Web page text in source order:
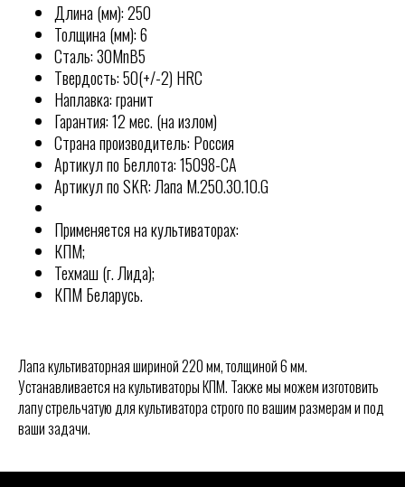
Длина (мм): 250
Толщина (мм): 6
Сталь: 30MnB5
Твердость: 50(+/-2) HRC
Наплавка: гранит
Гарантия: 12 мес. (на излом)
Страна производитель: Россия
Артикул по Беллота: 15098-CA
Артикул по SKR: Лапа М.250.30.10.G
Применяется на культиваторах:
КПМ;
Техмаш (г. Лида);
КПМ Беларусь.
Лапа культиваторная шириной 220 мм, толщиной 6 мм.
Устанавливается на культиваторы КПМ. Также мы можем изготовить
лапу стрельчатую для культиватора строго по вашим размерам и под
ваши задачи.
Отгружаем технику по
всей
РОССИИ
КОНТАКТЫ